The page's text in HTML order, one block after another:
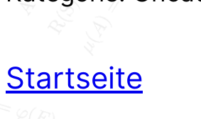
Startseite